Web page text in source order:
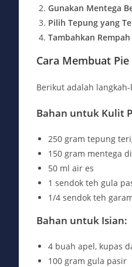
Gunakan Mentega
Pilih Tepung yang
Tambahkan Rempah
Cara Membuat
Berikut adalah
Bahan untuk Kulit
250 gram tepung
150 gram mentega
50 ml air es
1 sendok teh gula
1/4 sendok teh
Bahan untuk Isian:
4 buah apel, kupas
100 gram gula pasir